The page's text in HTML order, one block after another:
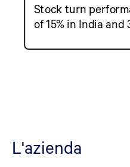
Stock turn
of 15% in India and
L'azienda